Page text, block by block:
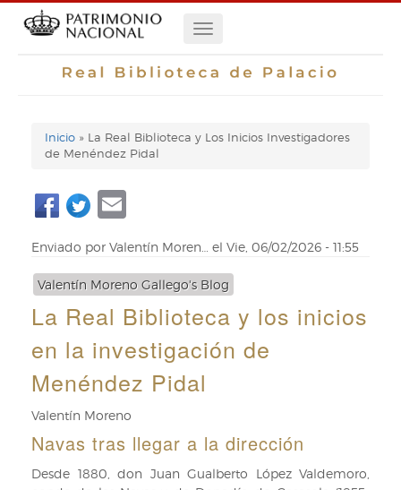
Navegación
principal
Enlaces
de
ayuda
de
navegación
Inicio
La Real Biblioteca y Los Inicios Investigadores
de Menéndez Pidal
Enviado por Valentín Moren… el Vie, 06/02/2026 - 11:55
Valentín Moreno Gallego's Blog
La Real Biblioteca y los inicios
en la investigación de
Menéndez Pidal
Valentín Moreno
Navas tras llegar a la dirección
Desde 1880, don Juan Gualberto López Valdemoro,